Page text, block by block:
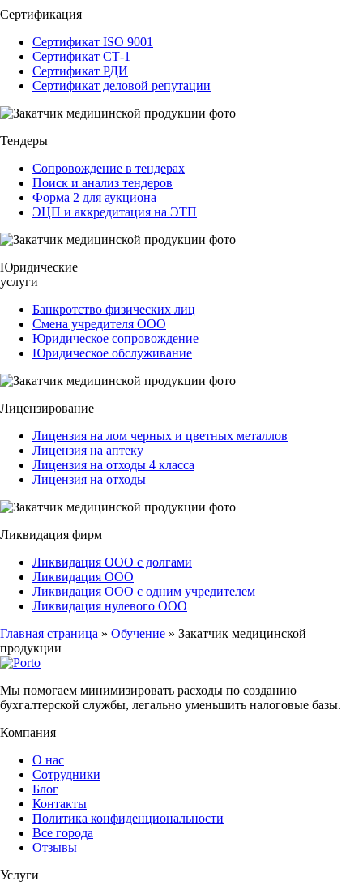
Сертификация
Сертификат ISO 9001
Сертификат СТ-1
Сертификат РДИ
Сертификат деловой репутации
Тендеры
Сопровождение в тендерах
Поиск и анализ тендеров
Форма 2 для аукциона
ЭЦП и аккредитация на ЭТП
Юридические
услуги
Банкротство физических лиц
Смена учредителя ООО
Юридическое сопровождение
Юридическое обслуживание
Лицензирование
Лицензия на лом черных и цветных металлов
Лицензия на аптеку
Лицензия на отходы 4 класса
Лицензия на отходы
Ликвидация фирм
Ликвидация ООО с долгами
Ликвидация ООО
Ликвидация ООО с одним учредителем
Ликвидация нулевого ООО
Главная страница » Обучение » Закатчик медицинской
продукции
Мы помогаем минимизировать расходы по созданию
бухгалтерской службы, легально уменьшить налоговые базы.
Компания
О нас
Сотрудники
Блог
Контакты
Политика конфиденциональности
Все города
Отзывы
Услуги